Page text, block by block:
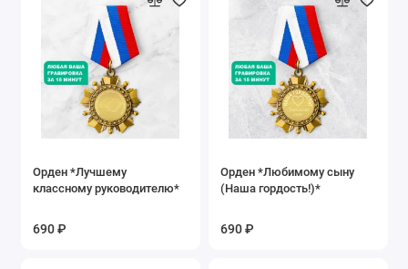
Орден *Лучшему
классному руководителю*
690 ₽
Орден *Любимому сыну
(Наша гордость!)*
690 ₽